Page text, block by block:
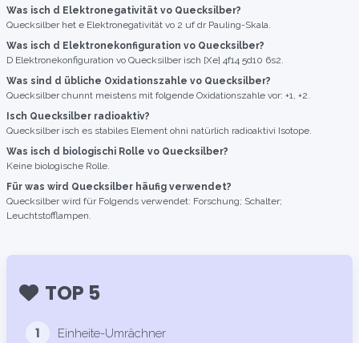
Was isch d Elektronegativität vo Quecksilber?
Quecksilber het e Elektronegativität vo 2 uf dr Pauling-Skala.
Was isch d Elektronekonfiguration vo Quecksilber?
D Elektronekonfiguration vo Quecksilber isch [Xe] 4f14 5d10 6s2.
Was sind d übliche Oxidationszahle vo Quecksilber?
Quecksilber chunnt meistens mit folgende Oxidationszahle vor: +1, +2.
Isch Quecksilber radioaktiv?
Quecksilber isch es stabiles Element ohni natürlich radioaktivi Isotope.
Was isch d biologischi Rolle vo Quecksilber?
Keine biologische Rolle.
Für was wird Quecksilber häufig verwendet?
Quecksilber wird für Folgends verwendet: Forschung; Schalter;
Leuchtstofflampen.
TOP 5
1 Einheite-Umrächner